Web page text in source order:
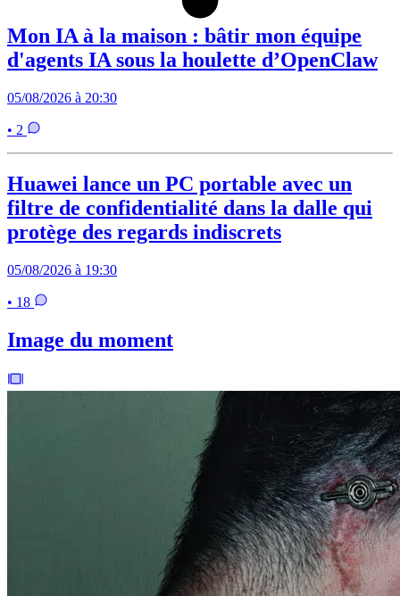
Mon IA à la maison : bâtir mon équipe
d'agents IA sous la houlette d’OpenClaw
05/08/2026 à 20:30
• 2
Huawei lance un PC portable avec un
filtre de confidentialité dans la dalle qui
protège des regards indiscrets
05/08/2026 à 19:30
• 18
Image du moment